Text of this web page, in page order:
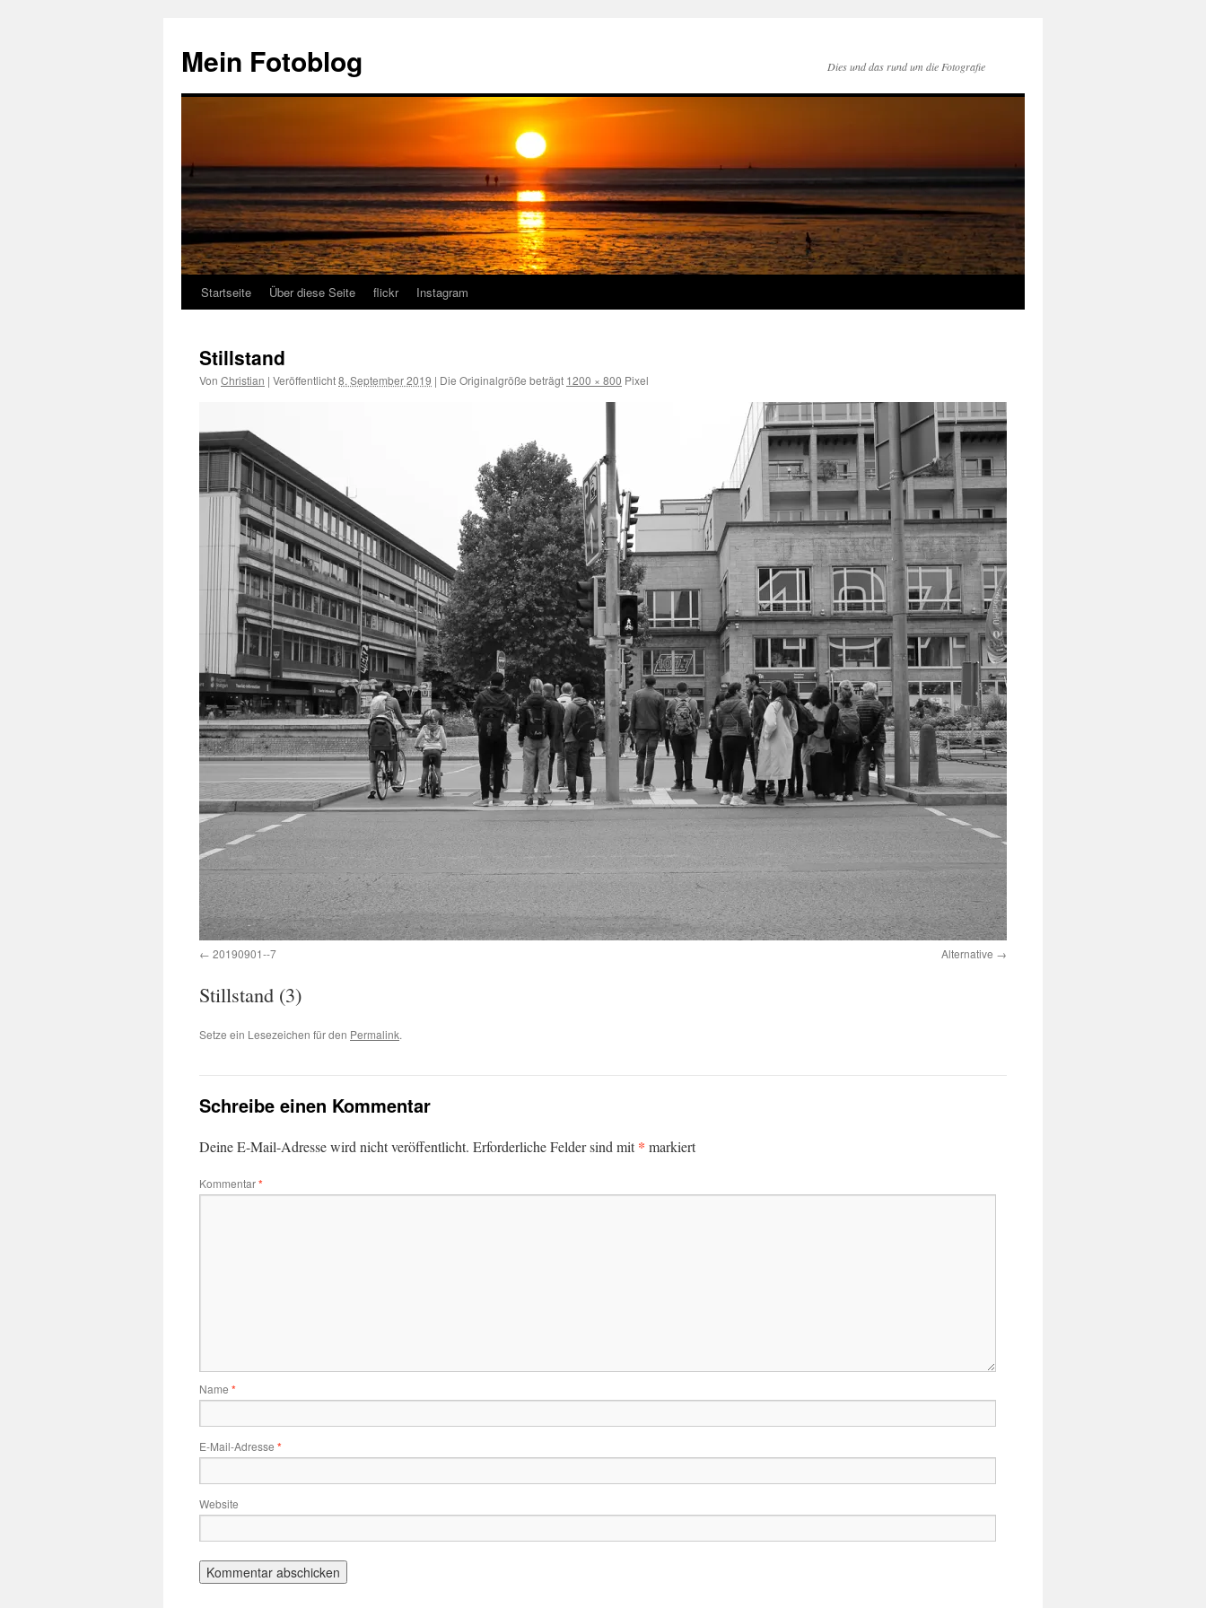
springen
Mein Fotoblog Dies und das rund um die Fotografie
Startseite Über diese Seite flickr Instagram
Stillstand
Von Christian | Veröffentlicht8. September 2019 | Die Originalgröße beträgt 1200 × 800 Pixel
20190901--7 Alternative
Stillstand (3)
Setze ein Lesezeichen für den Permalink.
Schreibe einen Kommentar
Deine E-Mail-Adresse wird nicht veröffentlicht. Erforderliche Felder sind mit* markiert
Kommentar*
Name *
E-Mail-Adresse *
Website